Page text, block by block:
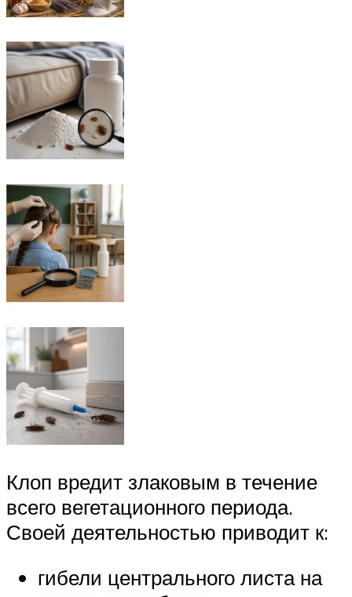
Клоп вредит злаковым в течение
всего вегетационного периода.
Своей деятельностью приводит к:
гибели центрального листа на